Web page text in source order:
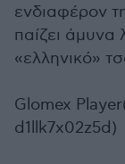
ενδιαφέρον
παίζει άμυνα
«ελληνικό»
Glomex
d1llk7x02z5d)